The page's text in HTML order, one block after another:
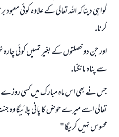
گواہى دينا كہ اللہ تعالى كے علاوہ كوئى
كرنا.
اور جن دو خصلتوں كے بغير تمہيں كوئى
سے پناہ مانگنا.
جس نے بھى اس ماہ مبارك ميں كسى روزے دار
تعالى اسے ميرے حوض كا پانى پلائيگا
محسوس نہيں كريگا "